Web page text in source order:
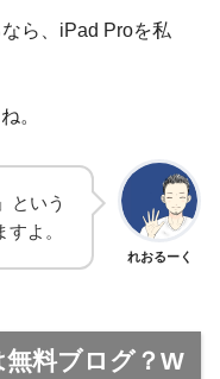
ら、iPad Proを私
。
れおるーく
という
よ。
料ブログ？W